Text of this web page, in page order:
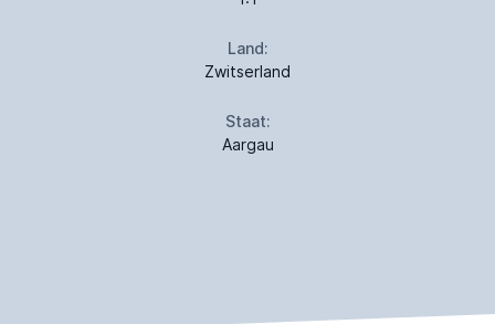
Land:
Zwitserland
Staat:
Aargau